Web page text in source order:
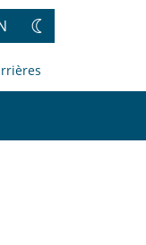
Changez
thème